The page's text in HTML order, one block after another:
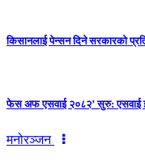
किसानलाई पेन्सन दिने सरकारको
फेस अफ एसवाई २०८२’ सुरु: एसवाई
मनोरञ्जन